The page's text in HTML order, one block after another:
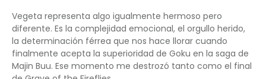
Vegeta representa algo igualmente hermoso pero
diferente. Es la complejidad emocional, el orgullo herido,
la determinación férrea que nos hace llorar cuando
finalmente acepta la superioridad de Goku en la saga de
Majin Buu. Ese momento me destrozó tanto como el final